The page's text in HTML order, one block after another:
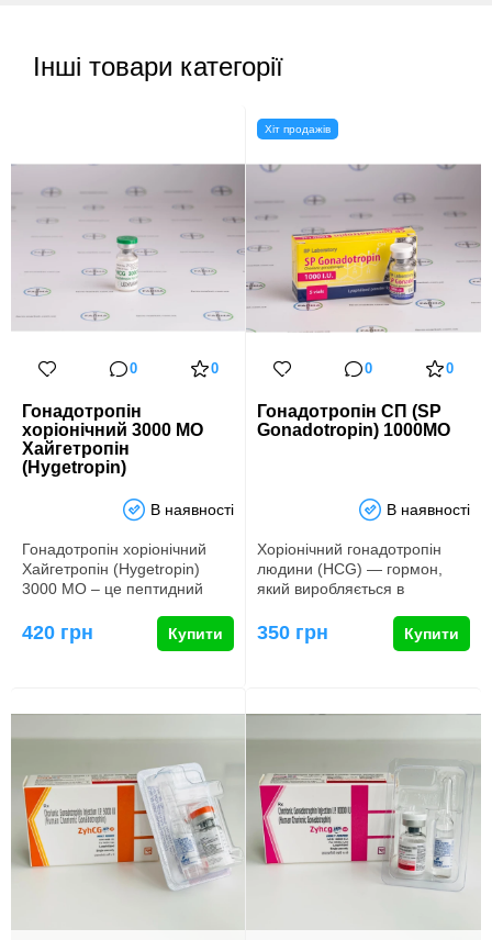
Інші товари категорії
0 0
Гонадотропін
хоріонічний 3000 МО
Хайгетропін
(Hygetropin)
В наявності
Гонадотропін хоріонічний
Хайгетропін (Hygetropin)
3000 МО – це пептидний
420 грн Купити
Хіт продажів
0 0
Гонадотропін СП (SP
Gonadotropin) 1000МО
В наявності
Хоріонічний гонадотропін
людини (HCG) ― гормон,
який виробляється в
вагітнос…
350 грн Купити